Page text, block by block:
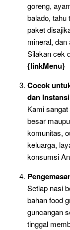
goreng,
balado, tahu
paket
mineral,
Silakan cek
{linkMenu}
Cocok
dan Instansi
Kami
besar
komunitas,
keluarga,
konsumsi
Setiap nasi
bahan food
guncangan
tinggal